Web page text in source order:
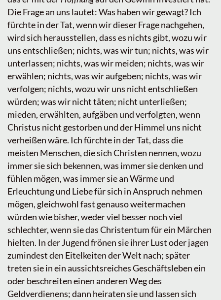
Die Frage an uns lautet: Was haben wir gewagt? Ich
fürchte in der Tat, wenn wir dieser Frage nachgehen,
wird sich herausstellen, dass es nichts gibt, wozu wir
uns entschließen; nichts, was wir tun; nichts, was wir
unterlassen; nichts, was wir meiden; nichts, was wir
erwählen; nichts, was wir aufgeben; nichts, was wir
verfolgen; nichts, wozu wir uns nicht entschließen
würden; was wir nicht täten; nicht unterließen;
mieden, erwählten, aufgäben und verfolgten, wenn
Christus nicht gestorben und der Himmel uns nicht
verheißen wäre. Ich fürchte in der Tat, dass die
meisten Menschen, die sich Christen nennen, wozu
immer sie sich bekennen, was immer sie denken und
fühlen mögen, was immer sie an Wärme und
Erleuchtung und Liebe für sich in Anspruch nehmen
mögen, gleichwohl fast genauso weitermachen
würden wie bisher, weder viel besser noch viel
schlechter, wenn sie das Christentum für ein Märchen
hielten. In der Jugend frönen sie ihrer Lust oder jagen
zumindest den Eitelkeiten der Welt nach; später
treten sie in ein aussichtsreiches Geschäftsleben ein
oder beschreiten einen anderen Weg des
Geldverdienens; dann heiraten sie und lassen sich